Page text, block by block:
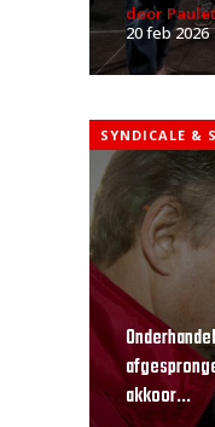
door
20 feb 2026
SYNDICALE &
akkoor...